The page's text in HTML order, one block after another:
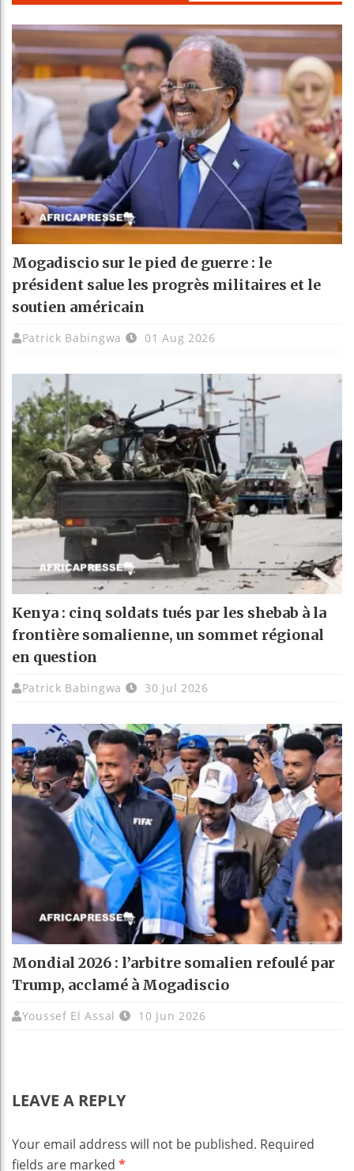
Mogadiscio sur le pied de guerre : le
président salue les progrès militaires et le
soutien américain
Patrick Babingwa 01 Aug 2026
Kenya : cinq soldats tués par les shebab à la
frontière somalienne, un sommet régional
en question
Patrick Babingwa 30 Jul 2026
Mondial 2026 : l’arbitre somalien refoulé par
Trump, acclamé à Mogadiscio
Youssef El Assal 10 Jun 2026
LEAVE A REPLY
Your email address will not be published. Required
fields are marked *